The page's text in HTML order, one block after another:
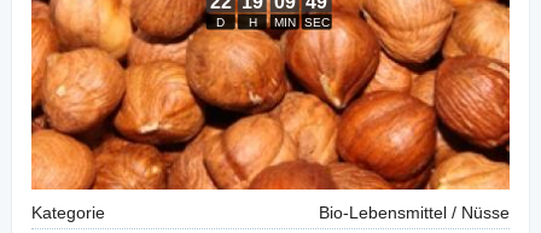
Kategorie
Bio-Lebensmittel / Nüsse